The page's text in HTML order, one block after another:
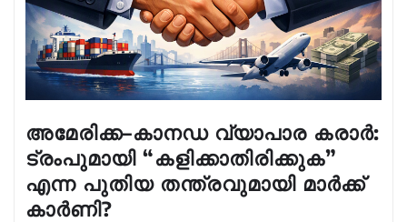
അമേരിക്ക–കാനഡ വ്യാപാര കരാർ:
ട്രംപുമായി “കളിക്കാതിരിക്കുക”
എന്ന പുതിയ തന്ത്രവുമായി മാർക്ക്
കാർണി?